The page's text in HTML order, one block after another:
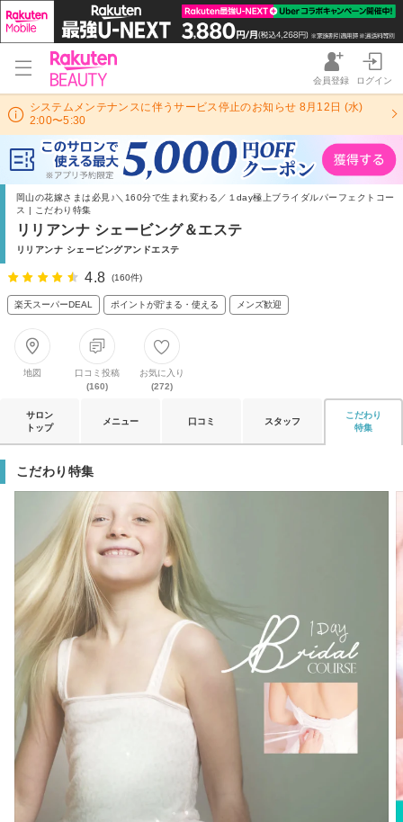
会員登録 ログイン
システムメンテナンスに伴うサービス停止のお知らせ 8月12日 (水)
2:00〜5:30
岡山の花嫁さまは必見♪＼160分で生まれ変わる／１day極上ブライダルパーフェクトコー
ス | こだわり特集
リリアンナ シェービング＆エステ
リリアンナ シェービングアンドエステ
4.8 (160件)
楽天スーパーDEAL ポイントが貯まる・使える メンズ歓迎
地図
口コミ投稿
(160)
お気に入り
(272)
サロン
トップ
メニュー 口コミ スタッフ
こだわり
特集
こだわり特集